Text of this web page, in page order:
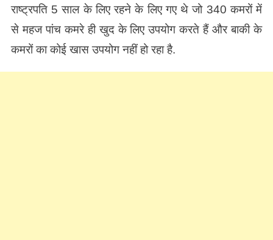
राष्ट्रपति 5 साल के लिए रहने के लिए गए थे जो 340 कमरों में
से महज पांच कमरे ही खुद के लिए उपयोग करते हैं और बाकी के
कमरों का कोई खास उपयोग नहीं हो रहा है.